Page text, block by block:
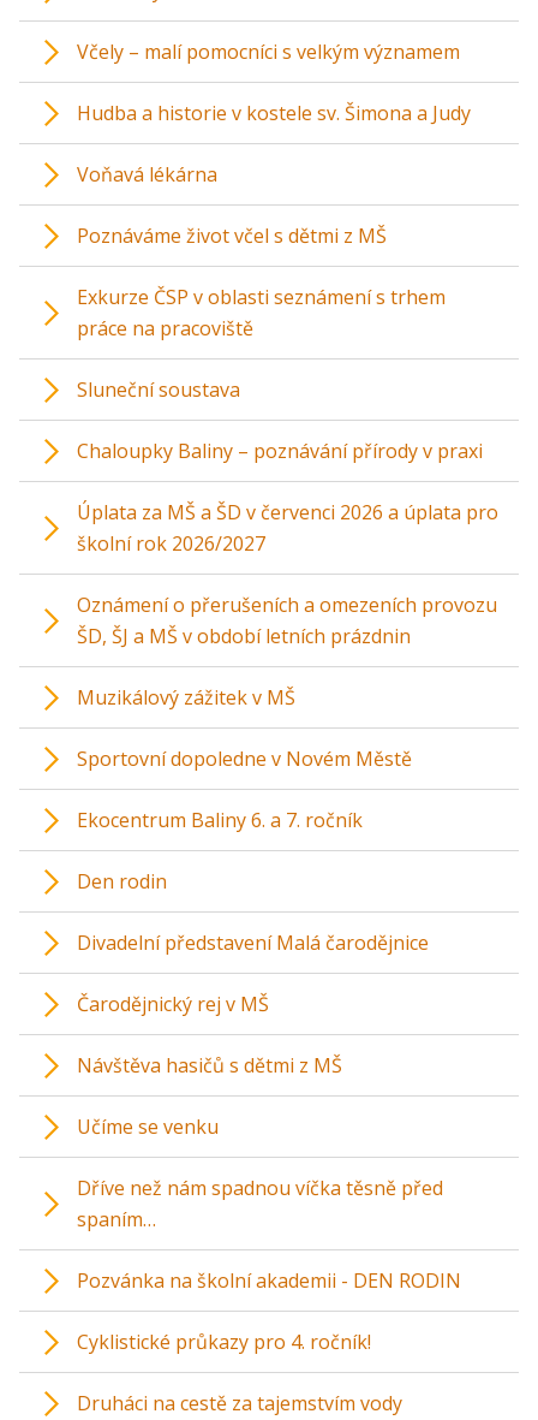
Včely – malí pomocníci s velkým významem
Hudba a historie v kostele sv. Šimona a Judy
Voňavá lékárna
Poznáváme život včel s dětmi z MŠ
Exkurze ČSP v oblasti seznámení s trhem
práce na pracoviště
Sluneční soustava
Chaloupky Baliny – poznávání přírody v praxi
Úplata za MŠ a ŠD v červenci 2026 a úplata pro
školní rok 2026/2027
Oznámení o přerušeních a omezeních provozu
ŠD, ŠJ a MŠ v období letních prázdnin
Muzikálový zážitek v MŠ
Sportovní dopoledne v Novém Městě
Ekocentrum Baliny 6. a 7. ročník
Den rodin
Divadelní představení Malá čarodějnice
Čarodějnický rej v MŠ
Návštěva hasičů s dětmi z MŠ
Učíme se venku
Dříve než nám spadnou víčka těsně před
spaním…
Pozvánka na školní akademii - DEN RODIN
Cyklistické průkazy pro 4. ročník!
Druháci na cestě za tajemstvím vody